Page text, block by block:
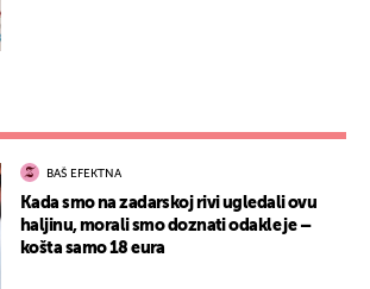
BAŠ EFEKTNA
Kada smo na zadarskoj rivi ugledali ovu
haljinu, morali smo doznati odakle je –
košta samo 18 eura